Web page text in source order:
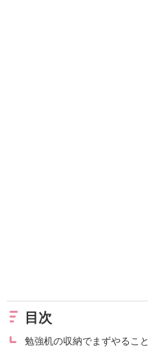
目次
勉強机の収納でまずやること